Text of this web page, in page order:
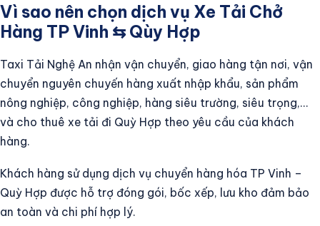
Vì sao nên chọn dịch vụ Xe Tải Chở
Hàng TP Vinh ⇆ Qùy Hợp
Taxi Tải Nghệ An nhận vận chuyển, giao hàng tận nơi, vận
chuyển nguyên chuyến hàng xuất nhập khẩu, sản phẩm
nông nghiệp, công nghiệp, hàng siêu trường, siêu trọng,…
và cho thuê xe tải đi Quỳ Hợp theo yêu cầu của khách
hàng.
Khách hàng sử dụng dịch vụ chuyển hàng hóa TP Vinh –
Quỳ Hợp được hỗ trợ đóng gói, bốc xếp, lưu kho đảm bảo
an toàn và chi phí hợp lý.